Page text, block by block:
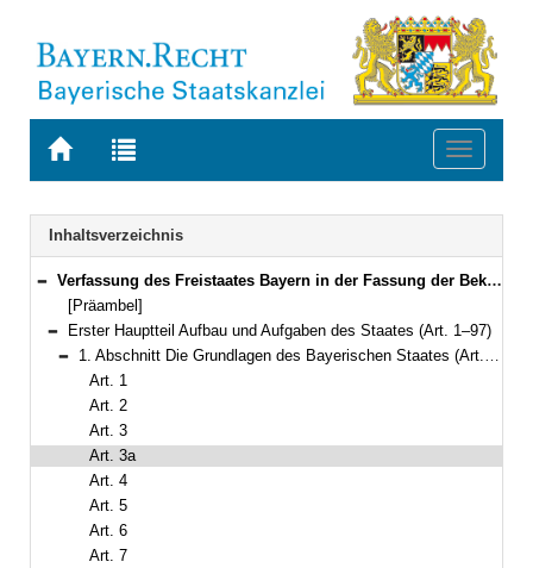
Zur
BAYERN.RECHT
Zur
letzten
Suche
Toggle
Navigation
Inhaltsverzeichnis
Bereich reduzieren
Verfassung des Freistaates Bayern in der Fassung der Bekanntmachung vom 15. Dezember 1998 (GVBl. S. 991, 992) BayRS 100-1-I (Art. 1–188)
[Präambel]
Bereich reduzieren
Erster Hauptteil Aufbau und Aufgaben des Staates (Art. 1–97)
Bereich reduzieren
1. Abschnitt Die Grundlagen des Bayerischen Staates (Art. 1–12)
Art. 1
Art. 2
Art. 3
Art. 3a
Art. 4
Art. 5
Art. 6
Art. 7